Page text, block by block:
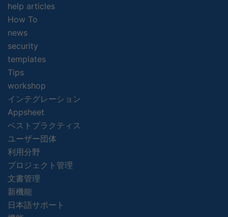
help articles
How To
news
security
templates
Tips
workshop
インテグレーション
Appsheet
ベストプラクティス
ユーザー団体
利用分野
プロジェクト管理
文書管理
新機能
日本語サポート